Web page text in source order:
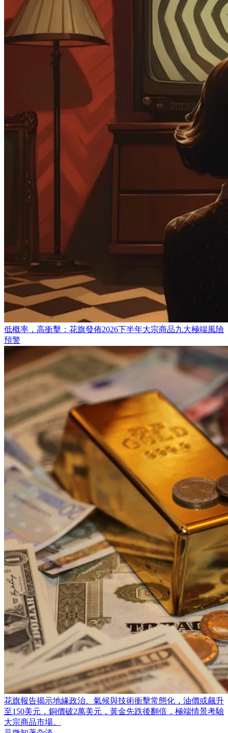
低概率，高衝擊：花旗發佈2026下半年大宗商品九大極端風險
預警
花旗報告揭示地緣政治、氣候與技術衝擊常態化，油價或飆升
至150美元，銅價破2萬美元，黃金先跌後翻倍，極端情景考驗
大宗商品市場。